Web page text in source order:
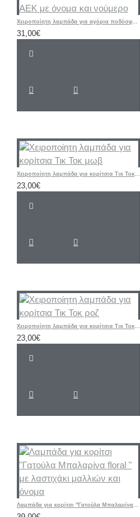
Χειροποίητη λαμπάδα για αγόρια ποδόσφαιρο -φανέλα ΑΕΚ με όνομα και νούμερο
31,00€
Χειροποίητη λαμπάδα για κορίτσια Τικ Τοκ μωβ
23,00€
Χειροποίητη λαμπάδα για κορίτσια Τικ Τοκ ροζ
23,00€
Λαμπάδα για κορίτσι "Γατούλα Μπαλαρίνα floral " με λαστιχάκι μαλλιών και όνομα